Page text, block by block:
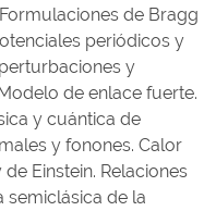
de Bragg
periódicos y
y
de enlace fuerte.
y cuántica de
y fonones. Calor
Einstein. Relaciones
semiclásica de la